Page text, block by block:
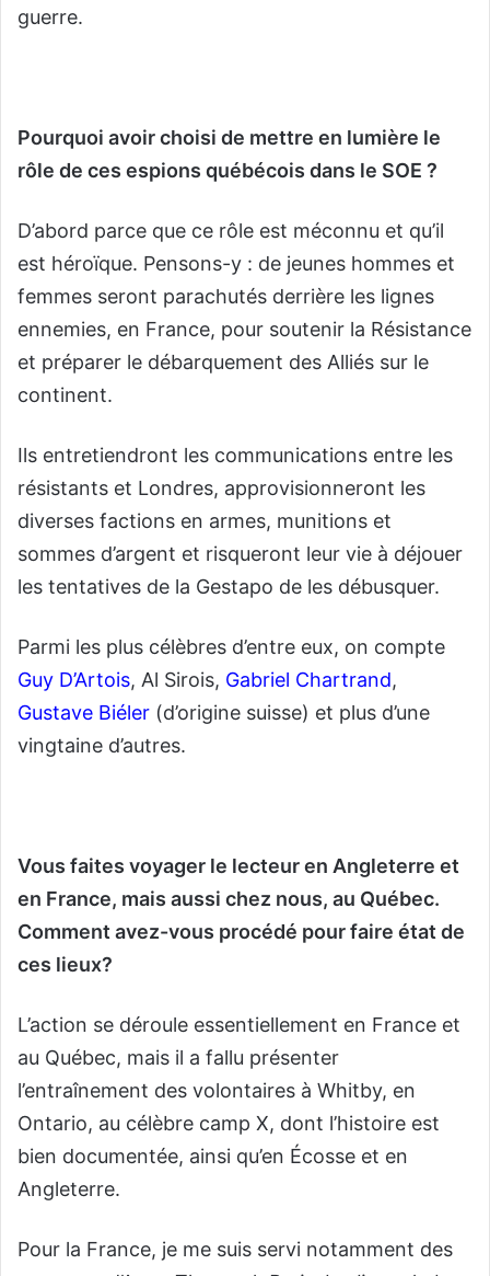
guerre.
Pourquoi avoir choisi de mettre en lumière le
rôle de ces espions québécois dans le SOE ?
D’abord parce que ce rôle est méconnu et qu’il
est héroïque. Pensons-y : de jeunes hommes et
femmes seront parachutés derrière les lignes
ennemies, en France, pour soutenir la Résistance
et préparer le débarquement des Alliés sur le
continent.
Ils entretiendront les communications entre les
résistants et Londres, approvisionneront les
diverses factions en armes, munitions et
sommes d’argent et risqueront leur vie à déjouer
les tentatives de la Gestapo de les débusquer.
Parmi les plus célèbres d’entre eux, on compte
Guy D’Artois, Al Sirois, Gabriel Chartrand,
Gustave Biéler (d’origine suisse) et plus d’une
vingtaine d’autres.
Vous faites voyager le lecteur en Angleterre et
en France, mais aussi chez nous, au Québec.
Comment avez-vous procédé pour faire état de
ces lieux?
L’action se déroule essentiellement en France et
au Québec, mais il a fallu présenter
l’entraînement des volontaires à Whitby, en
Ontario, au célèbre camp X, dont l’histoire est
bien documentée, ainsi qu’en Écosse et en
Angleterre.
Pour la France, je me suis servi notamment des